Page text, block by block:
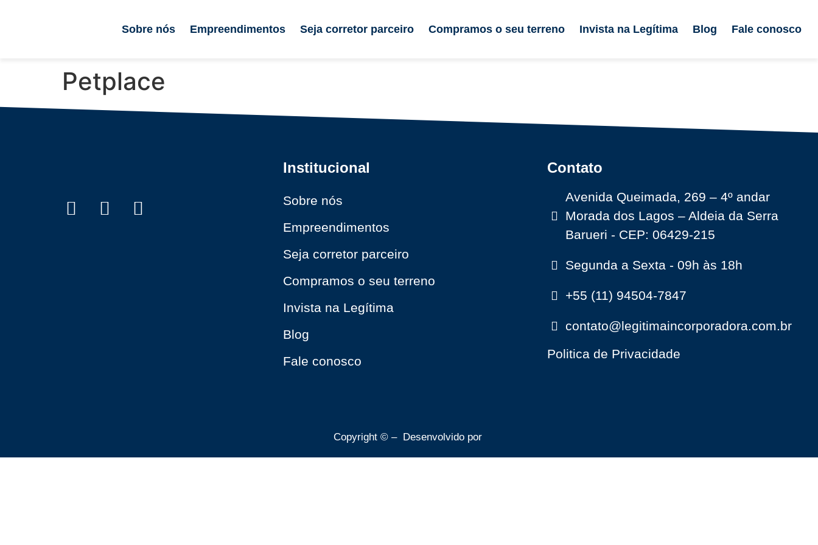
Sobre nós Empreendimentos Seja corretor parceiro Compramos o seu terreno Invista na Legítima Blog Fale conosco
Petplace
Institucional
Sobre nós
Empreendimentos
Seja corretor parceiro
Compramos o seu terreno
Invista na Legítima
Blog
Fale conosco
Contato
Avenida Queimada, 269 – 4º andar
Morada dos Lagos – Aldeia da Serra
Barueri - CEP: 06429-215
Segunda a Sexta - 09h às 18h
+55 (11) 94504-7847
contato@legitimaincorporadora.com.br
Politica de Privacidade
Copyright © – Desenvolvido por